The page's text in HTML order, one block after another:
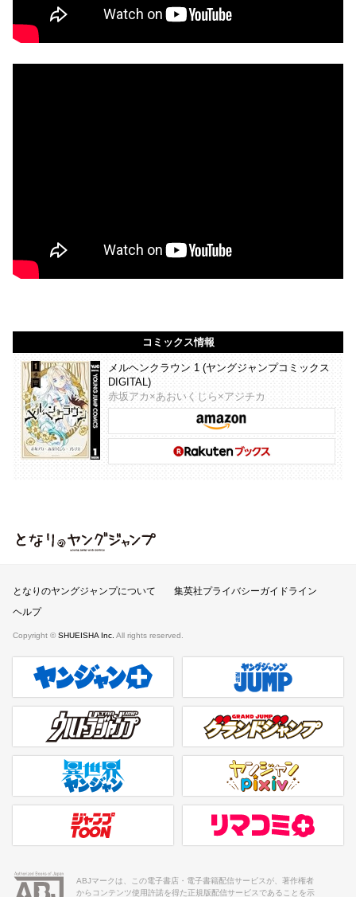
コミックス情報
メルヘンクラウン 1 (ヤングジャンプコミックス
DIGITAL)
赤坂アカ×あおいくじら×アジチカ
となりのヤングジャンプ
となりのヤングジャンプについて
集英社プライバシーガイドライン
ヘルプ
Copyright © SHUEISHA Inc. All rights reserved.
ヤンジャンプラス 週刊ヤングジャンプ公式サイト
ウルトラジャンプ グランドジャンプ
異世界ヤンジャン ヤンジャンpixiv
ジャンプTOON リマコミ＋
ABJマークは、この電子書店・電子書籍配信サービスが、著作権者
からコンテンツ使用許諾を得た正規版配信サービスであることを示